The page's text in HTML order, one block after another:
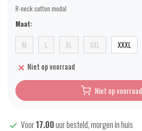
R-neck cotton modal
Maat:
M L XL XXL XXXL
Niet op voorraad
Niet op voorraad
Voor17.00uur besteld, morgen in huis